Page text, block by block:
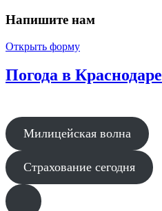
Напишите нам
Открыть форму
Погода в Краснодаре
Милицейская волна
Страхование сегодня